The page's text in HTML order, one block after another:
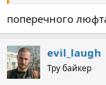
поперечного
evil_laugh
Тру байкер